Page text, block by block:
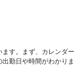
す。まず、カレンダー
勤日や時間がわかりま